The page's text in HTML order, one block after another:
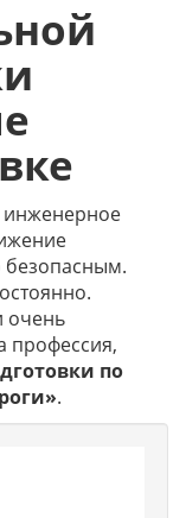
безопасным.
очень
профессия,
по
.